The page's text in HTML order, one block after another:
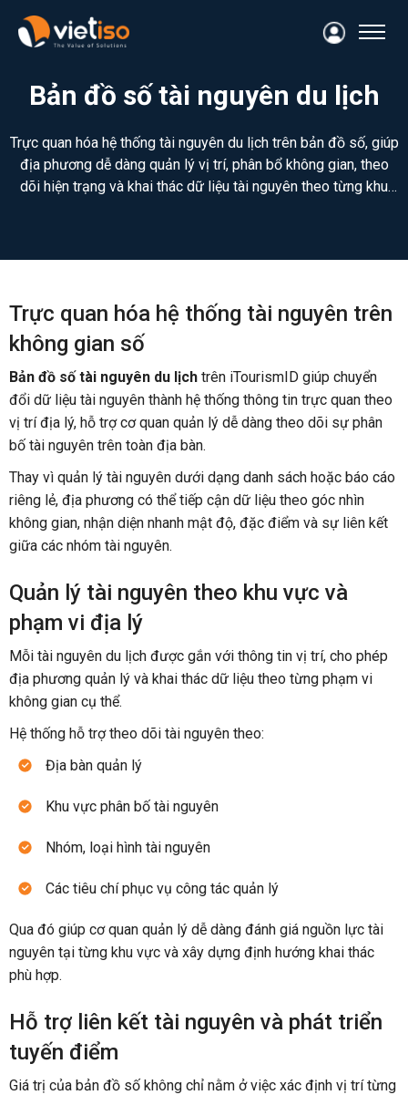
Bản đồ số tài nguyên du lịch
Trực quan hóa hệ thống tài nguyên du lịch trên bản đồ số, giúp
địa phương dễ dàng quản lý vị trí, phân bổ không gian, theo
dõi hiện trạng và khai thác dữ liệu tài nguyên theo từng khu
và phát triển điểm đến
Trực quan hóa hệ thống tài nguyên trên
không gian số
Bản đồ số tài nguyên du lịch trên iTourismID giúp chuyển
đổi dữ liệu tài nguyên thành hệ thống thông tin trực quan theo
vị trí địa lý, hỗ trợ cơ quan quản lý dễ dàng theo dõi sự phân
bố tài nguyên trên toàn địa bàn.
Thay vì quản lý tài nguyên dưới dạng danh sách hoặc báo cáo
riêng lẻ, địa phương có thể tiếp cận dữ liệu theo góc nhìn
không gian, nhận diện nhanh mật độ, đặc điểm và sự liên kết
giữa các nhóm tài nguyên.
Quản lý tài nguyên theo khu vực và
phạm vi địa lý
Mỗi tài nguyên du lịch được gắn với thông tin vị trí, cho phép
địa phương quản lý và khai thác dữ liệu theo từng phạm vi
không gian cụ thể.
Hệ thống hỗ trợ theo dõi tài nguyên theo:
Địa bàn quản lý
Khu vực phân bố tài nguyên
Nhóm, loại hình tài nguyên
Các tiêu chí phục vụ công tác quản lý
Qua đó giúp cơ quan quản lý dễ dàng đánh giá nguồn lực tài
nguyên tại từng khu vực và xây dựng định hướng khai thác
phù hợp.
Hỗ trợ liên kết tài nguyên và phát triển
tuyến điểm
Giá trị của bản đồ số không chỉ nằm ở việc xác định vị trí từng